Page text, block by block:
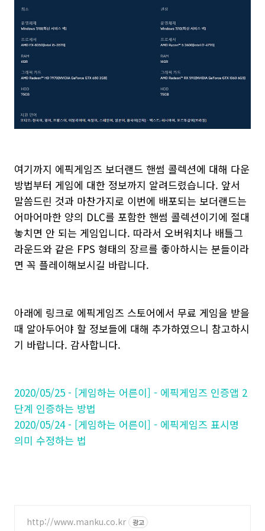
여기까지 에픽게임즈 보더랜드 핸썸 콜렉션에 대해 다운
방법부터 게임에 대한 정보까지 알려드렸습니다. 앞서
말씀드린 것과 마찬가지로 이번에 배포되는 보더랜드는
어마어마한 양의 DLC를 포함한 핸썸 콜렉션이기에 절대
놓치면 안 되는 게임입니다. 따라서 오버워치나 배틀그
라운드와 같은 FPS 형태의 장르를 좋아하시는 분들이라
면 꼭 플레이해보시길 바랍니다.
아래에 링크로 에픽게임즈 스토어에서 무료 게임을 받을
때 알아두어야 할 정보들에 대해 추가하였으니 참고하시
기 바랍니다. 감사합니다.
2020/05/25 - [게임하는 어른이] - 에픽게임즈 인증앱 2
단계 인증하는 방법
2020/05/24 - [게임하는 어른이] - 에픽게임즈 표시명
의미 수정하는 법
http://www.manku.co.kr 광고